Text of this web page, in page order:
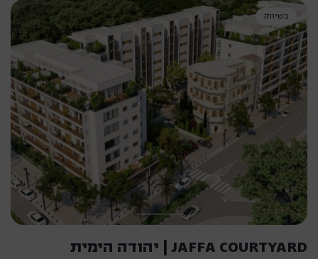
בשיווק
JAFFA COURTYARD | יהודה הימית